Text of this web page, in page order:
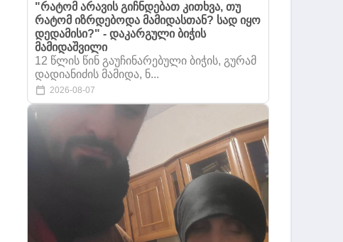
"რატომ არავის გიჩნდებათ კითხვა, თუ
რატომ იზრდებოდა მამიდასთან? სად იყო
დედამისი?" - დაკარგული ბიჭის
მამიდაშვილი
12 წლის წინ გაუჩინარებული ბიჭის, გურამ
დადიანიძის მამიდა, ნ...
2026-08-07